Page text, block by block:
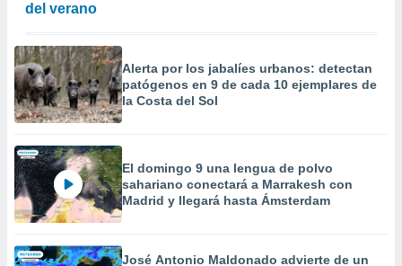
del verano
Alerta por los jabalíes urbanos: detectan
patógenos en 9 de cada 10 ejemplares de
la Costa del Sol
El domingo 9 una lengua de polvo
sahariano conectará a Marrakesh con
Madrid y llegará hasta Ámsterdam
José Antonio Maldonado advierte de un